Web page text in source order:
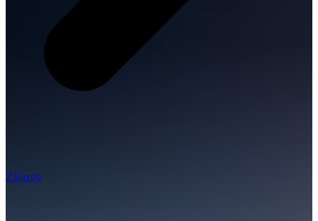
Zájazdy